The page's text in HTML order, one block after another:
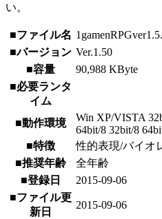
い。
■ファイル名
■バージョン Ver.1.50
■容量
90,988 KByte
■必要ランタ
イム
■動作環境
Win XP/VISTA
64bit/8 32bit/8
■特徴
性的表現/バイオ
■推奨年齢
全年齢
■登録日
2015-09-06
■ファイル更
新日
2015-09-06